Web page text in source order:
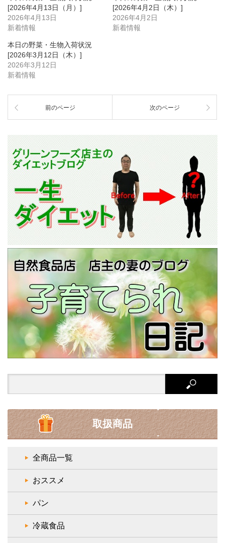
[2026年4月13日（月）]
2026年4月13日
新着情報
[2026年4月2日（木）]
2026年4月2日
新着情報
本日の野菜・生物入荷状況
[2026年3月12日（木）]
2026年3月12日
新着情報
前のページ 次のページ
取扱商品
全商品一覧
おススメ
パン
冷蔵食品